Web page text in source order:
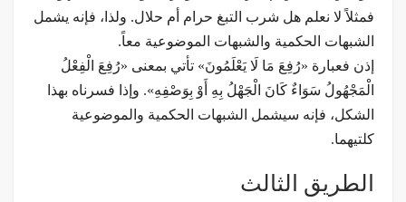
فمثلاً لا نعلم هل شرب التبغ حرام أم حلال. ولذا، فإنه يشمل
الشبهات الحكمية والشبهات الموضوعية معاً.
إذن فعبارة «رُفِعَ مَا لَا يَعْلَمُونَ» تأتي بمعنى «رُفِعَ الْفِعْلُ
الْمَجْهُولُ سَوَاءٌ كَانَ الْجَهْلُ بِهِ أَوْ بِوَصْفِهِ». وإذا فسرناه بهذا
الشكل، فإنه سيشمل الشبهات الحكمية والموضوعية
كلتيهما.
الطريق الثالث